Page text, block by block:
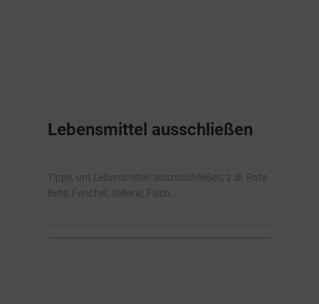
Lebensmittel ausschließen
Tippe, um Lebensmittel auszuschließen, z.B. Rote
Bete, Fenchel, Sellerie, Fisch...